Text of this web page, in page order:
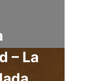
– La